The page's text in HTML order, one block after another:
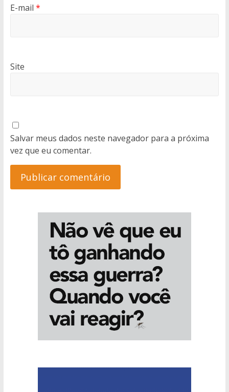
E-mail *
Site
Salvar meus dados neste navegador para a próxima
vez que eu comentar.